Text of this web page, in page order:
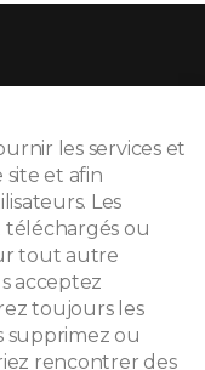
les services et
et afin
Les
téléchargés ou
tout autre
acceptez
toujours les
supprimez ou
rencontrer des